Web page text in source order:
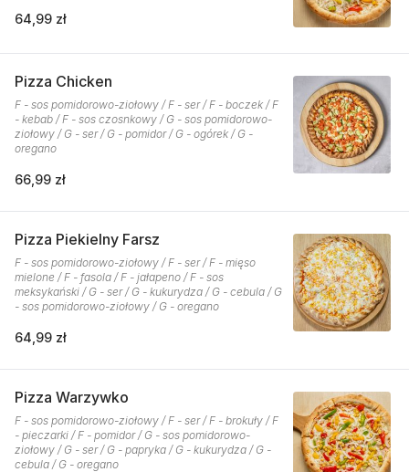
64,99 zł
Pizza Chicken
F - sos pomidorowo-ziołowy / F - ser / F - boczek / F
- kebab / F - sos czosnkowy / G - sos pomidorowo-
ziołowy / G - ser / G - pomidor / G - ogórek / G -
oregano
66,99 zł
Pizza Piekielny Farsz
F - sos pomidorowo-ziołowy / F - ser / F - mięso
mielone / F - fasola / F - jałapeno / F - sos
meksykański / G - ser / G - kukurydza / G - cebula / G
- sos pomidorowo-ziołowy / G - oregano
64,99 zł
Pizza Warzywko
F - sos pomidorowo-ziołowy / F - ser / F - brokuły / F
- pieczarki / F - pomidor / G - sos pomidorowo-
ziołowy / G - ser / G - papryka / G - kukurydza / G -
cebula / G - oregano